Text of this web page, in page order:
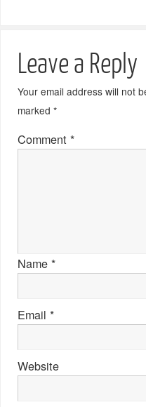
Leave a Reply
Your email address will not
marked*
Comment*
Name*
Email*
Website